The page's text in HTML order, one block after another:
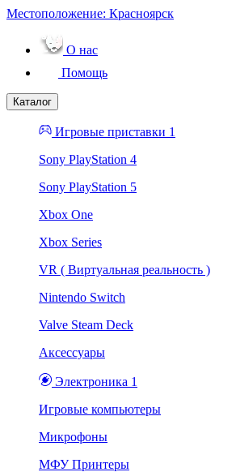
Местоположение: Красноярск
О нас
Помощь
Каталог
Игровые приставки 1
Sony PlayStation 4
Sony PlayStation 5
Xbox One
Xbox Series
VR ( Виртуальная реальность )
Nintendo Switch
Valve Steam Deck
Аксессуары
Электроника 1
Игровые компьютеры
Микрофоны
МФУ Принтеры